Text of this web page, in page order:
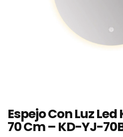
Espejo Con Luz
70 Cm – KD-YJ-